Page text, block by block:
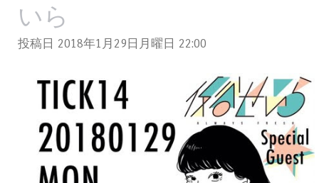
いら
投稿日 2018年1月29日月曜日 22:00